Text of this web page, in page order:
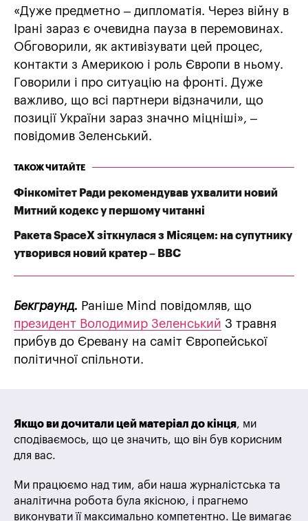
«Дуже предметно – дипломатія. Через війну в
Ірані зараз є очевидна пауза в перемовинах.
Обговорили, як активізувати цей процес,
контакти з Америкою і роль Європи в ньому.
Говорили і про ситуацію на фронті. Дуже
важливо, що всі партнери відзначили, що
позиції України зараз значно міцніші», –
повідомив Зеленський.
ТАКОЖ ЧИТАЙТЕ
Фінкомітет Ради рекомендував ухвалити новий
Митний кодекс у першому читанні
Ракета SpaceX зіткнулася з Місяцем: на супутнику
утворився новий кратер – BBC
Бекграунд. Раніше Mind повідомляв, що
президент Володимир Зеленський 3 травня
прибув до Єревану на саміт Європейської
політичної спільноти.
Якщо ви дочитали цей матеріал до кінця, ми
сподіваємось, що це значить, що він був корисним
для вас.
Ми працюємо над тим, аби наша журналістська та
аналітична робота була якісною, і прагнемо
виконувати її максимально компетентно. Це вимагає